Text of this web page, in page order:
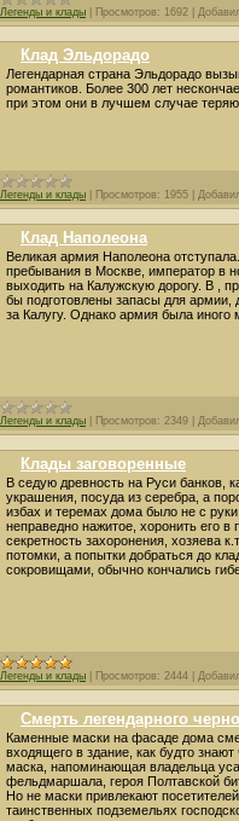
Легенды и клады Просмотров: 1692
Клад Эльдорадо
Легендарная страна Эльдорадо
романтиков. Более 300 лет
при этом они в лучшем случае
Легенды и клады Просмотров: 1955
Клад Наполеона
Великая армия Наполеона
пребывания в Москве, император в
выходить на Калужскую дорогу. В ,
бы подготовлены запасы для армии,
за Калугу. Однако армия была иного
Легенды и клады Просмотров: 2349
Клады заговоренные
В седую древность на Руси банков,
украшения, посуда из серебра, а
избах и теремах дома было не с
неправедно нажитое, хоронить его
секретность захоронения, хозяева
потомки, а попытки добраться до
сокровищами, обычно кончались
Легенды и клады Просмотров: 2444
Смерть легендарного
Каменные маски на фасаде дома
входящего в здание, как будто
маска, напоминающая владельца
фельдмаршала, героя Полтавской
Но не маски привлекают
таинственных подземельях